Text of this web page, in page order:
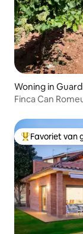
Woning in
Finca Can
Topfavoriet
Favoriet van